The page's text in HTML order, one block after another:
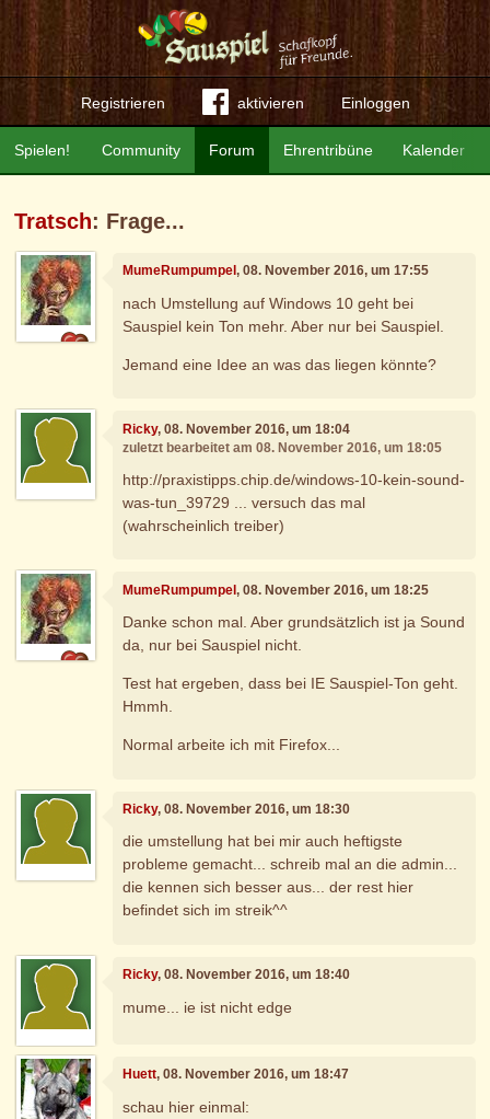
Registrieren aktivieren Einloggen
Community Forum Ehrentribüne Kalender
Spielen!
Tratsch: Frage...
MumeRumpumpel, 08. November 2016, um 17:55
nach Umstellung auf Windows 10 geht bei
Sauspiel kein Ton mehr. Aber nur bei Sauspiel.
Jemand eine Idee an was das liegen könnte?
Ricky, 08. November 2016, um 18:04
zuletzt bearbeitet am 08. November 2016, um 18:05
http://praxistipps.chip.de/windows-10-kein-sound-
was-tun_39729 ... versuch das mal
(wahrscheinlich treiber)
MumeRumpumpel, 08. November 2016, um 18:25
Danke schon mal. Aber grundsätzlich ist ja Sound
da, nur bei Sauspiel nicht.
Test hat ergeben, dass bei IE Sauspiel-Ton geht.
Hmmh.
Normal arbeite ich mit Firefox...
Ricky, 08. November 2016, um 18:30
die umstellung hat bei mir auch heftigste
probleme gemacht... schreib mal an die admin...
die kennen sich besser aus... der rest hier
befindet sich im streik^^
Ricky, 08. November 2016, um 18:40
mume... ie ist nicht edge
Huett, 08. November 2016, um 18:47
schau hier einmal: